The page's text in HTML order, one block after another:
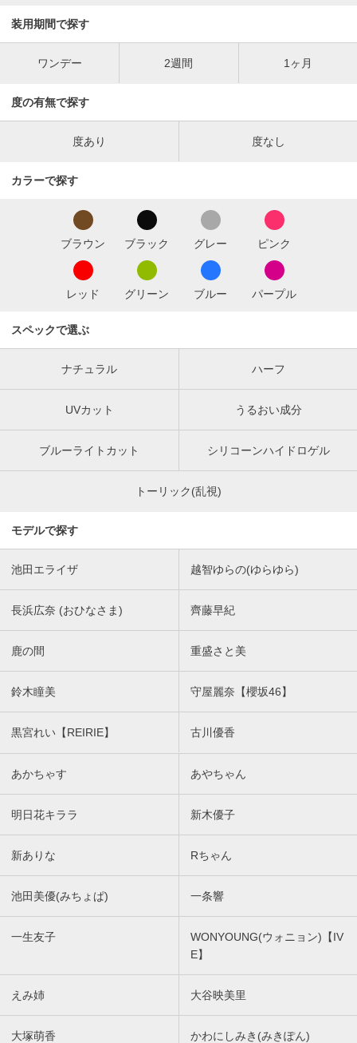
装用期間で探す
ワンデー 2週間 1ヶ月
度の有無で探す
度あり 度なし
カラーで探す
ブラウン ブラック グレー ピンク
レッド グリーン ブルー パープル
スペックで選ぶ
ナチュラル ハーフ
UVカット うるおい成分
ブルーライトカット シリコーンハイドロゲル
トーリック(乱視)
モデルで探す
池田エライザ 越智ゆらの(ゆらゆら)
長浜広奈 (おひなさま) 齊藤早紀
鹿の間 重盛さと美
鈴木瞳美 守屋麗奈【櫻坂46】
黒宮れい【REIRIE】 古川優香
あかちゃす あやちゃん
明日花キララ 新木優子
新ありな Rちゃん
池田美優(みちょぱ) 一条響
一生友子
WONYOUNG(ウォニョン)【IV
E】
えみ姉 大谷映美里
大塚萌香 かわにしみき(みきぽん)